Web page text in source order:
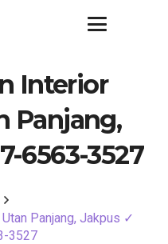
Interior
Panjang,
6563-3527
Panjang, Jakpus ✓
3527